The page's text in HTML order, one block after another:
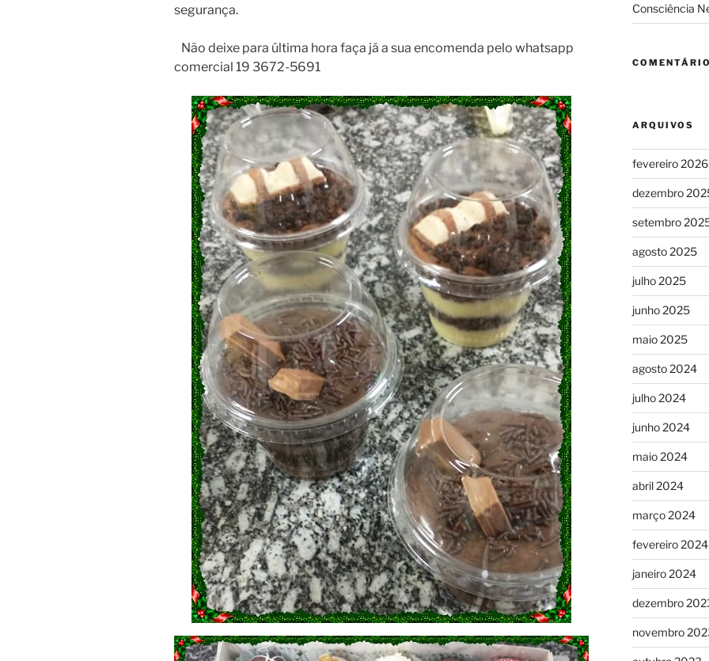
segurança.
Não deixe para última hora faça já a sua encomenda pelo whatsapp
comercial 19 3672-5691
Consciência
ARQUIVOS
fevereiro 2026
dezembro
setembro
agosto 2025
julho 2025
junho 2025
maio 2025
agosto 2024
julho 2024
junho 2024
maio 2024
abril 2024
março 2024
fevereiro 2024
janeiro 2024
dezembro
novembro